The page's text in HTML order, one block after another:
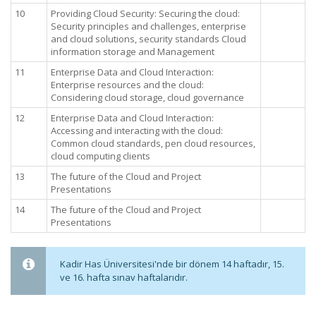
10
Providing Cloud Security: Securing the cloud:
Security principles and challenges, enterprise
and cloud solutions, security standards Cloud
information storage and Management
11
Enterprise Data and Cloud Interaction:
Enterprise resources and the cloud:
Considering cloud storage, cloud governance
12
Enterprise Data and Cloud Interaction:
Accessing and interacting with the cloud:
Common cloud standards, pen cloud resources,
cloud computing clients
13
The future of the Cloud and Project
Presentations
14
The future of the Cloud and Project
Presentations
Kadir Has Üniversitesi'nde bir dönem 14 haftadır, 15.
ve 16. hafta sınav haftalarıdır.